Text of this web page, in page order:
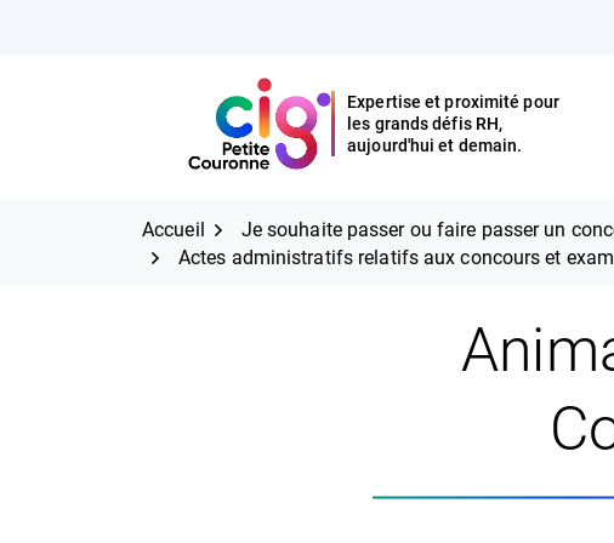
CIG Petite Couronne
Expertise et proximité pour
les grands défis RH,
aujourd'hui et demain.
CIG Petite Couronne
Expertise et proximité pour
les grands défis RH,
aujourd'hui et demain.
Accueil Je souhaite passer ou faire passer un
Actes administratifs relatifs aux concours et